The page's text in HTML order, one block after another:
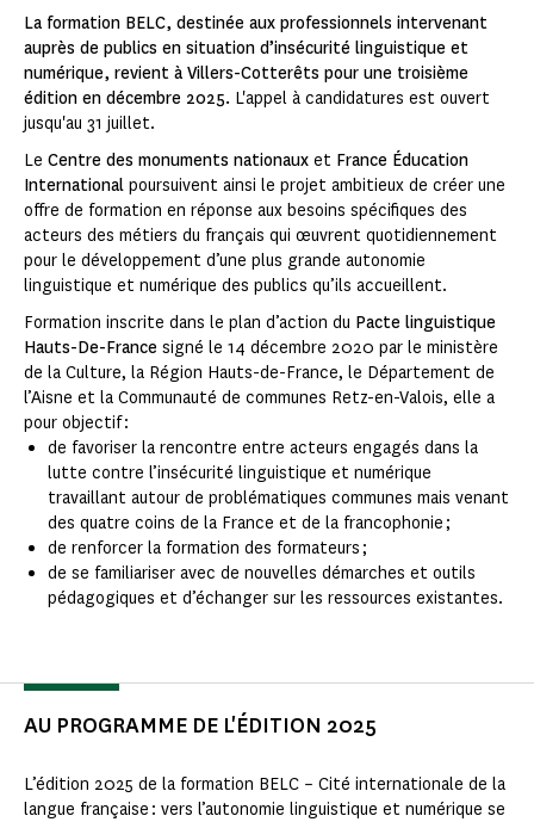
La formation BELC, destinée aux professionnels intervenant
auprès de publics en situation d’insécurité linguistique et
numérique, revient à Villers-Cotterêts pour une troisième
édition en décembre 2025. L'appel à candidatures est ouvert
jusqu'au 31 juillet.
Le Centre des monuments nationaux et France Éducation
International poursuivent ainsi le projet ambitieux de créer une
offre de formation en réponse aux besoins spécifiques des
acteurs des métiers du français qui œuvrent quotidiennement
pour le développement d’une plus grande autonomie
linguistique et numérique des publics qu’ils accueillent.
Formation inscrite dans le plan d’action du Pacte linguistique
Hauts-De-France signé le 14 décembre 2020 par le ministère
de la Culture, la Région Hauts-de-France, le Département de
l’Aisne et la Communauté de communes Retz-en-Valois, elle a
pour objectif :
de favoriser la rencontre entre acteurs engagés dans la
lutte contre l’insécurité linguistique et numérique
travaillant autour de problématiques communes mais venant
des quatre coins de la France et de la francophonie ;
de renforcer la formation des formateurs ;
de se familiariser avec de nouvelles démarches et outils
pédagogiques et d’échanger sur les ressources existantes.
AU PROGRAMME DE L'ÉDITION 2025
L’édition 2025 de la formation BELC – Cité internationale de la
langue française : vers l’autonomie linguistique et numérique se